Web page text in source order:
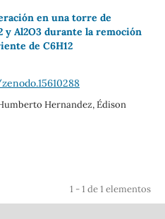
en una torre de
y Al2O3 durante la remoción
de C6H12
Hernandez, Édison
1 - 1 de 1 elementos